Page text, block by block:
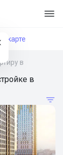
На карте
в
в